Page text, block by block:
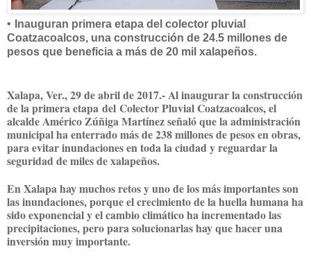
•
Inauguran primera etapa del colector pluvial
Coatzacoalcos, una construcción de 24.5 millones de
pesos que beneficia a más de 20 mil xalapeños.
Xalapa, Ver., 29 de abril de 2017.- Al inaugurar la construcción
de la primera etapa del Colector Pluvial Coatzacoalcos, el
alcalde Américo Zúñiga Martínez señaló que la administración
municipal ha enterrado más de 238 millones de pesos en obras,
para evitar inundaciones en toda la ciudad y reguardar la
seguridad de miles de xalapeños.
En Xalapa hay muchos retos y uno de los más importantes son
las inundaciones, porque el crecimiento de la huella humana ha
sido exponencial y el cambio climático ha incrementado las
precipitaciones, pero para solucionarlas hay que hacer una
inversión muy importante.